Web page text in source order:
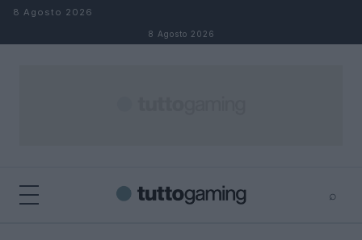
Salta al contenuto
8 Agosto 2026
8 Agosto 2026
⌕